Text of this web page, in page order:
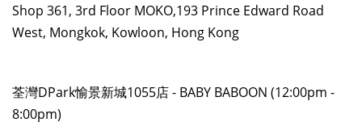
Shop 361, 3rd Floor MOKO,193 Prince Edward Road
West, Mongkok, Kowloon, Hong Kong
荃灣DPark愉景新城1055店 - BABY BABOON (12:00pm -
8:00pm)